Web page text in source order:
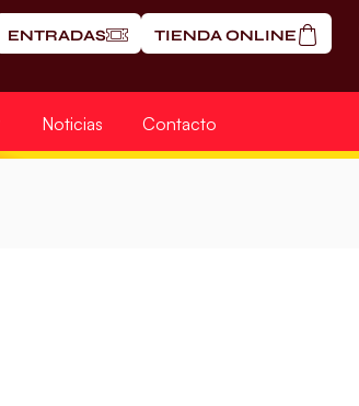
ENTRADAS TIENDA ONLINE
Noticias Contacto